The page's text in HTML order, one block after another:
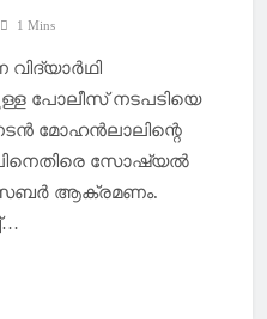
1 Mins
പോലീസ് നടപടിയെ
നടൻ മോഹൻലാലിന്റെ
സോഷ്യല്‍
ആക്രമണം.